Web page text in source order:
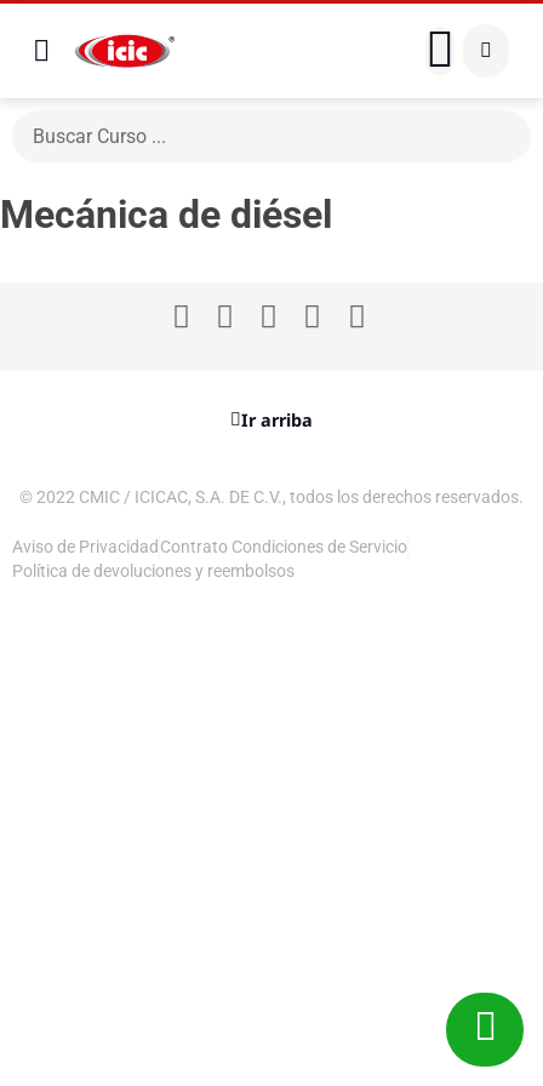
Mecánica de diésel
Ir arriba
© 2022 CMIC / ICICAC, S.A. DE C.V., todos los derechos reservados.
Aviso de Privacidad Contrato Condiciones de Servicio
Política de devoluciones y reembolsos